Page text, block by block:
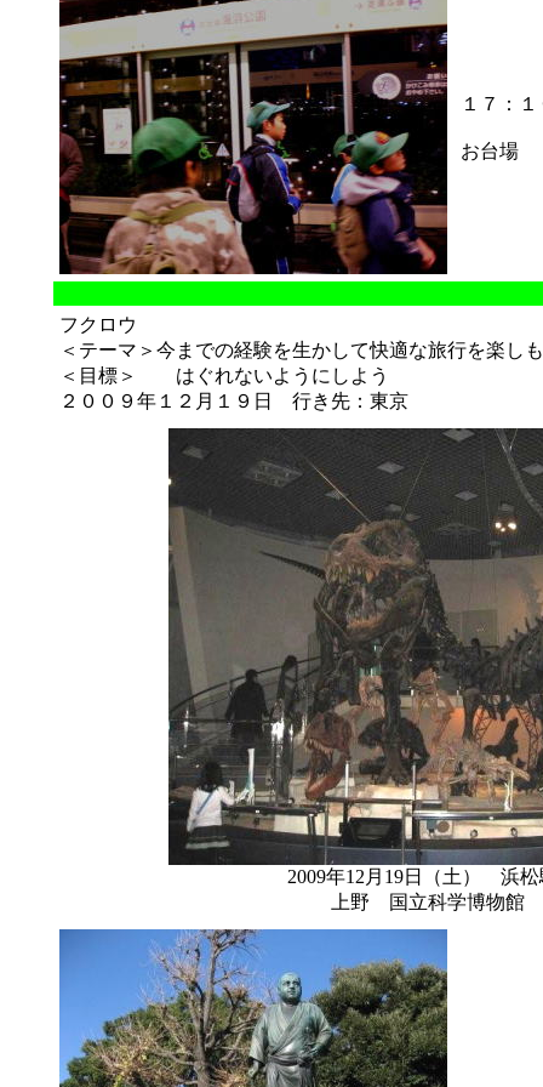
１７：１
お台場
フクロウ
＜テーマ＞今までの経験を生かして快適な旅行を楽し
＜目標＞ はぐれないようにしよう
２００９年１２月１９日 行き先：東京
2009年12月19日（土） 浜松
上野 国立科学博物館